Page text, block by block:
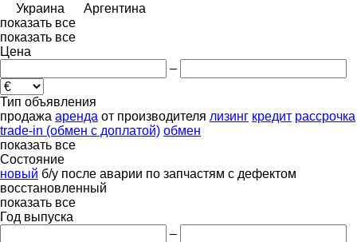
Украина
Аргентина
показать все
показать все
Цена
–
Тип объявления
продажа аренда от производителя лизинг кредит рассрочка
trade-in (обмен с доплатой) обмен
показать все
Состояние
новый б/у после аварии по запчастям с дефектом
восстановленный
показать все
Год выпуска
–